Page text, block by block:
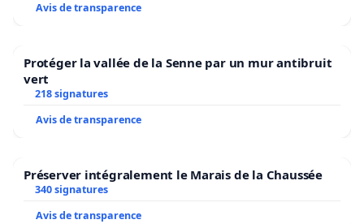
Avis de transparence
Protéger la vallée de la Senne par un mur antibruit
vert
218 signatures
Avis de transparence
Préserver intégralement le Marais de la Chaussée
340 signatures
Avis de transparence